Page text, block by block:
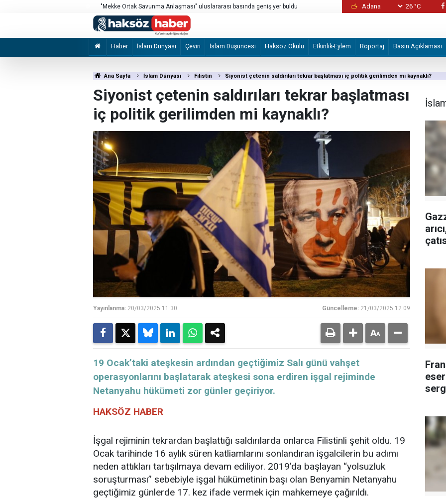
"Mekke Ortak Savunma Anlaşması" uluslararası basında geniş yer buldu Bunlar normal değil! 26 °C
Haber İslam Dünyası Çeviri İslam Düşüncesi Haksöz Okulu Etkinlik-Eylem Röportaj Basın Açıklaması
Ana Sayfa İslam Dünyası Filistin Siyonist çetenin saldırıları tekrar başlatması iç politik gerilimden mi kaynaklı?
Siyonist çetenin saldırıları tekrar başlatması
iç politik gerilimden mi kaynaklı?
Yayınlanma: 20/03/2025 11:30 Güncelleme: 21/03/2025 12:09
19 Ocak’taki ateşkesin ardından geçtiğimiz Salı günü vahşet
operasyonlarını başlatarak ateşkesi sona erdiren işgal rejiminde
Netanyahu hükümeti zor günler geçiriyor.
HAKSÖZ HABER
İşgal rejiminin tekrardan başlattığı saldırılarda onlarca Filistinli şehit oldu. 19
Ocak tarihinde 16 aylık süren katliamlarını sonlandıran işgalcilerin bu adımı
neden attıkları tartışılmaya devam ediliyor. 2019’da başlayan “yolsuzluk
soruşturması” sebebiyle işgal hükümetinin başı olan Benyamin Netanyahu
geçtiğimiz günlerde 17. kez ifade vermek için mahkemeye çağırıldı.